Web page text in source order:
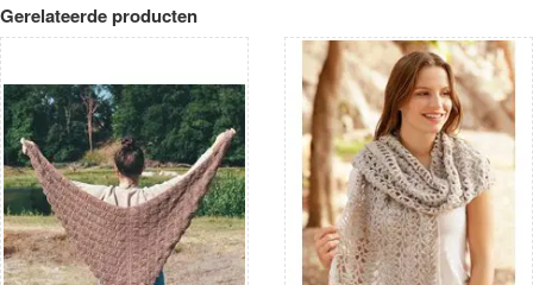
Gerelateerde producten